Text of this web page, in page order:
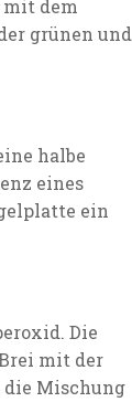
dem
grünen und
halbe
eines
ein
Die
mit der
die Mischung